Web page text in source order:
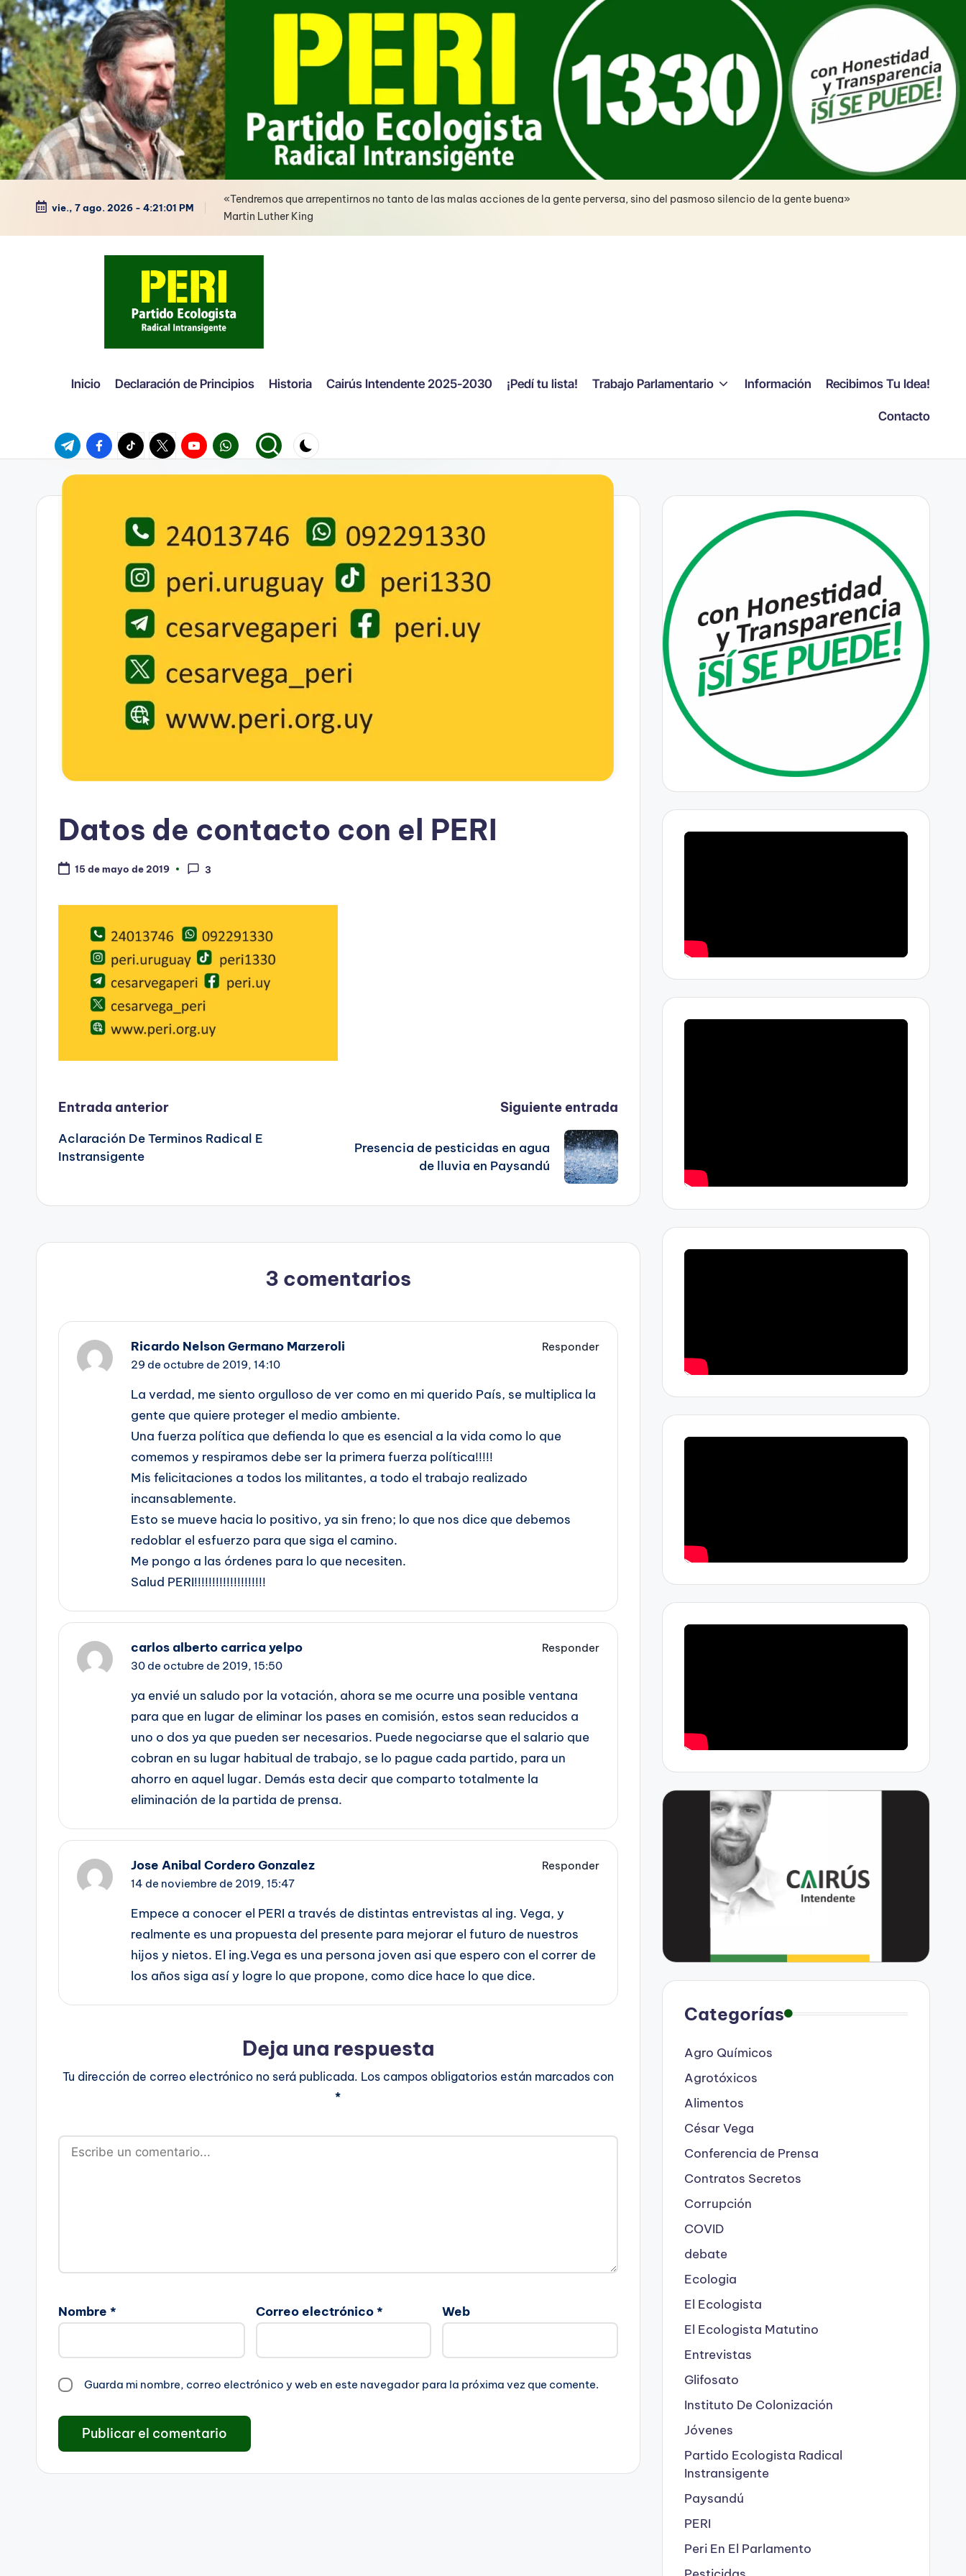
Saltar
al
contenido
vie., 7 ago. 2026 - 4:21:02 PM
«Tendremos que arrepentirnos no tanto de las malas acciones de la gente perversa, sino del pasmoso silencio de la gente buena»
Martin Luther King
Inicio Declaración de Principios Historia Cairús Intendente 2025-2030 ¡Pedí tu lista! Trabajo Parlamentario Información Recibimos Tu Idea!
Contacto
TelegramFacebook
TikTokTwitterYoutubeWhatsApp
Datos de contacto con el PERI
15 de mayo de 2019 3
Navegación
de
Entrada anterior
Aclaración De Terminos Radical E
Instransigente
Siguiente entrada
Presencia de pesticidas en agua
de lluvia en Paysandú
3 comentarios
Ricardo Nelson Germano Marzeroli
Responder
29 de octubre de 2019, 14:10
La verdad, me siento orgulloso de ver como en mi querido País, se multiplica la
gente que quiere proteger el medio ambiente.
Una fuerza política que defienda lo que es esencial a la vida como lo que
comemos y respiramos debe ser la primera fuerza política!!!!!
Mis felicitaciones a todos los militantes, a todo el trabajo realizado
incansablemente.
Esto se mueve hacia lo positivo, ya sin freno; lo que nos dice que debemos
redoblar el esfuerzo para que siga el camino.
Me pongo a las órdenes para lo que necesiten.
Salud PERI!!!!!!!!!!!!!!!!!!!!
carlos alberto carrica yelpo
Responder
30 de octubre de 2019, 15:50
ya envié un saludo por la votación, ahora se me ocurre una posible ventana
para que en lugar de eliminar los pases en comisión, estos sean reducidos a
uno o dos ya que pueden ser necesarios. Puede negociarse que el salario que
cobran en su lugar habitual de trabajo, se lo pague cada partido, para un
ahorro en aquel lugar. Demás esta decir que comparto totalmente la
eliminación de la partida de prensa.
Jose Anibal Cordero Gonzalez
Responder
14 de noviembre de 2019, 15:47
Empece a conocer el PERI a través de distintas entrevistas al ing. Vega, y
realmente es una propuesta del presente para mejorar el futuro de nuestros
hijos y nietos. El ing.Vega es una persona joven asi que espero con el correr de
los años siga así y logre lo que propone, como dice hace lo que dice.
Deja una respuesta
Tu dirección de correo electrónico no será publicada. Los campos obligatorios están marcados con
*
Nombre * Correo electrónico * Web
Guarda mi nombre, correo electrónico y web en este navegador para la próxima vez que comente.
Categorías
Agro Químicos
Agrotóxicos
Alimentos
César Vega
Conferencia de Prensa
Contratos Secretos
Corrupción
COVID
debate
Ecologia
El Ecologista
El Ecologista Matutino
Entrevistas
Glifosato
Instituto De Colonización
Jóvenes
Partido Ecologista Radical
Instransigente
Paysandú
PERI
Peri En El Parlamento